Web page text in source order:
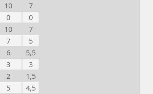
10
7
0
0
10
7
7
5
6
5,5
3
3
2
1,5
5
4,5